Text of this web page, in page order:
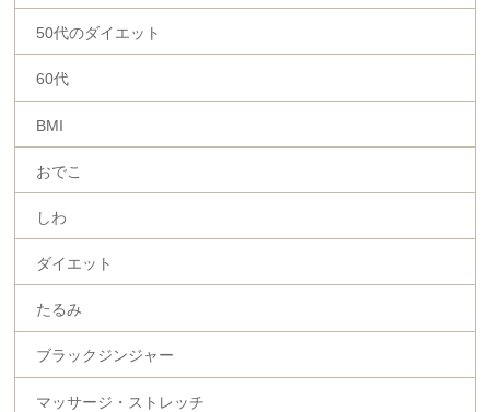
50代のダイエット
60代
BMI
おでこ
しわ
ダイエット
たるみ
ブラックジンジャー
マッサージ・ストレッチ